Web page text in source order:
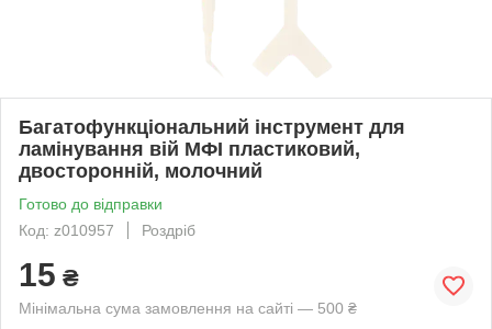
Багатофункціональний інструмент для
ламінування вій МФІ пластиковий,
двосторонній, молочний
Готово до відправки
Код: z010957
Роздріб
15 ₴
Мінімальна сума замовлення на сайті — 500 ₴